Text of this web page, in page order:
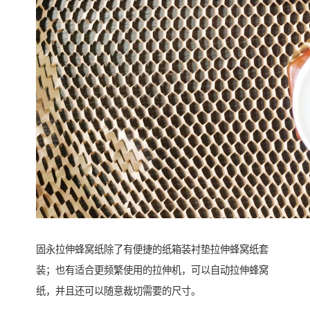
固永拉伸蜂窝纸除了有便捷的纸箱装衬垫拉伸蜂窝纸套
装；也有适合更频繁使用的拉伸机，可以自动拉伸蜂窝
纸，并且还可以随意裁切需要的尺寸。